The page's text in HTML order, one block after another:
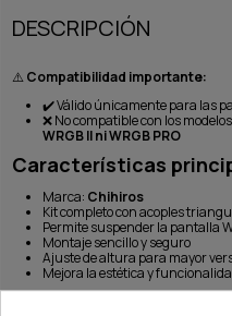
DESCRIPCIÓN
⚠️ Compatibilidad importante:
✔️Válido únicamente para las
❌No compatible con los modelos
WRGB II ni WRGB PRO
Características
Marca: Chihiros
Kit completo con acoples
Permite suspender la pantalla
Montaje sencillo y seguro
Ajuste de altura para mayor
Mejora la estética y